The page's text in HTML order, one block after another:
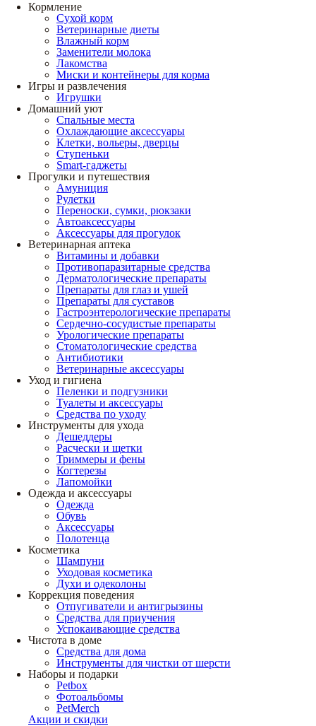
Кормление
Сухой корм
Ветеринарные диеты
Влажный корм
Заменители молока
Лакомства
Миски и контейнеры для корма
Игры и развлечения
Игрушки
Домашний уют
Спальные места
Охлаждающие аксессуары
Клетки, вольеры, дверцы
Ступеньки
Smart-гаджеты
Прогулки и путешествия
Амуниция
Рулетки
Переноски, сумки, рюкзаки
Автоаксессуары
Аксессуары для прогулок
Ветеринарная аптека
Витамины и добавки
Противопаразитарные средства
Дерматологические препараты
Препараты для глаз и ушей
Препараты для суставов
Гастроэнтерологические препараты
Сердечно-сосудистые препараты
Урологические препараты
Стоматологические средства
Антибиотики
Ветеринарные аксессуары
Уход и гигиена
Пеленки и подгузники
Туалеты и аксессуары
Средства по уходу
Инструменты для ухода
Дешеддеры
Расчески и щетки
Триммеры и фены
Когтерезы
Лапомойки
Одежда и аксессуары
Одежда
Обувь
Аксессуары
Полотенца
Косметика
Шампуни
Уходовая косметика
Духи и одеколоны
Коррекция поведения
Отпугиватели и антигрызины
Средства для приучения
Успокаивающие средства
Чистота в доме
Средства для дома
Инструменты для чистки от шерсти
Наборы и подарки
Petbox
Фотоальбомы
PetMerch
Акции и скидки